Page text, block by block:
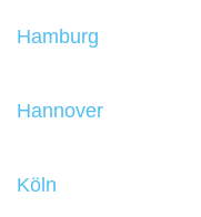
Hamburg
Hannover
Köln